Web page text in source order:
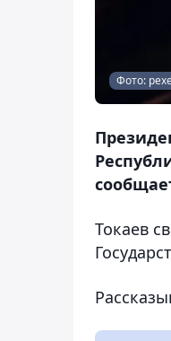
Фото:
Токаев